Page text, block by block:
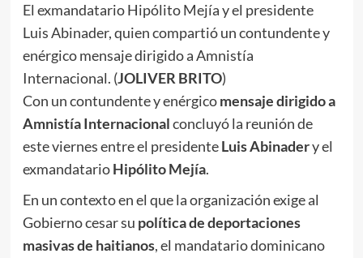
El exmandatario Hipólito Mejía y el presidente
Luis Abinader, quien compartió un contundente y
enérgico mensaje dirigido a Amnistía
Internacional. (JOLIVER BRITO)
Con un contundente y enérgicomensaje dirigido a
Amnistía Internacionalconcluyó la reunión de
este viernes entre el presidenteLuis Abinadery el
exmandatarioHipólito Mejía.
En un contexto en el que la organización exige al
Gobierno cesar su política de deportaciones
masivas de haitianos, el mandatario dominicano